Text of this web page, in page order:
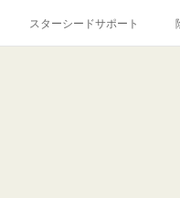
スターシードサポート